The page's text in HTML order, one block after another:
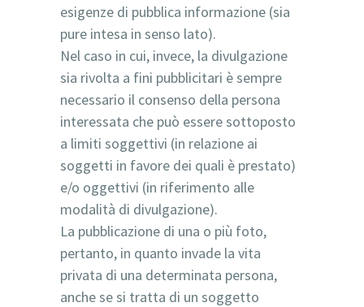
esigenze di pubblica informazione (sia
pure intesa in senso lato).
Nel caso in cui, invece, la divulgazione
sia rivolta a fini pubblicitari è sempre
necessario il consenso della persona
interessata che può essere sottoposto
a limiti soggettivi (in relazione ai
soggetti in favore dei quali è prestato)
e/o oggettivi (in riferimento alle
modalità di divulgazione).
La pubblicazione di una o più foto,
pertanto, in quanto invade la vita
privata di una determinata persona,
anche se si tratta di un soggetto